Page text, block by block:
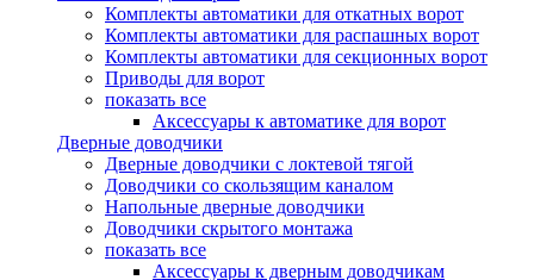
Комплекты автоматики для откатных ворот
Комплекты автоматики для распашных ворот
Комплекты автоматики для секционных ворот
Приводы для ворот
показать все
Аксессуары к автоматике для ворот
Дверные доводчики
Дверные доводчики с локтевой тягой
Доводчики со скользящим каналом
Напольные дверные доводчики
Доводчики скрытого монтажа
показать все
Аксессуары к дверным доводчикам